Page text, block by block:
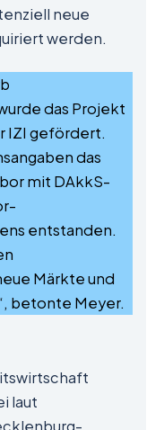
neue
werden.
das Projekt
IZI gefördert.
das
mit DAkkS-
entstanden.
Märkte und
betonte Meyer.
laut